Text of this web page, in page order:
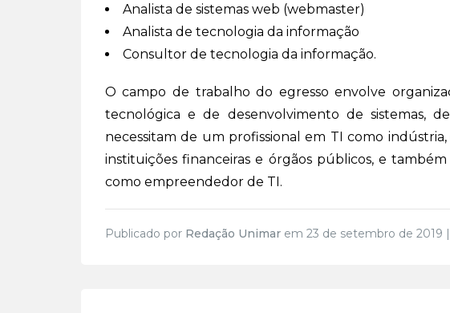
Analista de sistemas web (webmaster)
Analista de tecnologia da informação
Consultor de tecnologia da informação.
O campo de trabalho do egresso envolve
tecnológica e de desenvolvimento de sistemas,
necessitam de um profissional em TI como
instituições financeiras e órgãos públicos, e
como empreendedor de TI.
Publicado por Redação Unimarem 23 de setembro de 2019 |